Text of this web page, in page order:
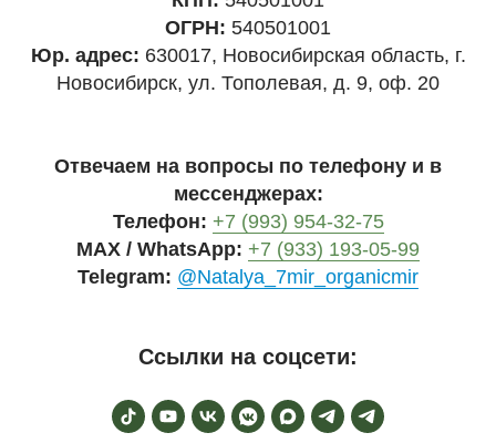
ОГРН: 540501001
Юр. адрес: 630017, Новосибирская область, г.
Новосибирск, ул. Тополевая, д. 9, оф. 20
Отвечаем на вопросы по телефону и в
мессенджерах:
Телефон: +7 (993) 954-32-75
MAX / WhatsApp: +7 (933) 193-05-99
Telegram: @Natalya_7mir_organicmir
Ссылки на соцсети: